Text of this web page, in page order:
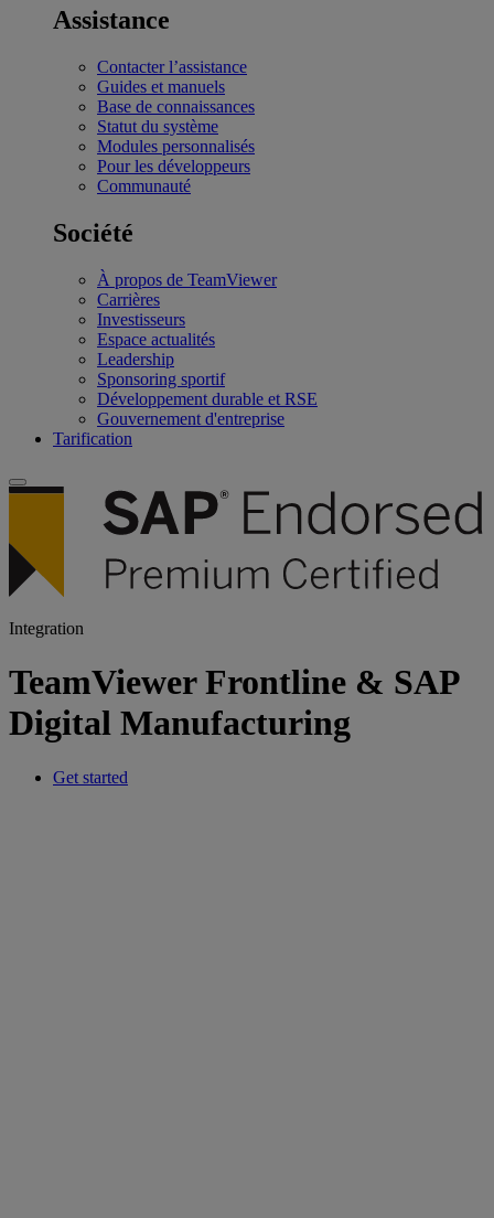
Assistance
Contacter l’assistance
Guides et manuels
Base de connaissances
Statut du système
Modules personnalisés
Pour les développeurs
Communauté
Société
À propos de TeamViewer
Carrières
Investisseurs
Espace actualités
Leadership
Sponsoring sportif
Développement durable et RSE
Gouvernement d'entreprise
Tarification
Integration
TeamViewer Frontline & SAP
Digital Manufacturing
Get started